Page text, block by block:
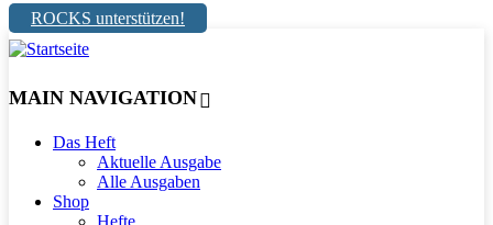
ROCKS unterstützen!
MAIN NAVIGATION
Das Heft
Aktuelle Ausgabe
Alle Ausgaben
Shop
Hefte